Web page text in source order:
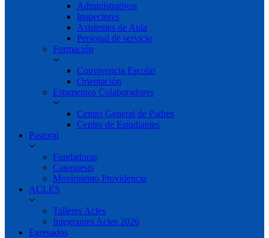
Administrativos
Inspectores
Asistentes de Aula
Personal de servicio
Formación
Convivencia Escolar
Orientación
Estamentos Colaboradores
Centro General de Padres
Centro de Estudiantes
Pastoral
Fundadoras
Catequesis
Movimiento Providencia
ACLES
Talleres Acles
Integrantes Acles 2026
Egresados